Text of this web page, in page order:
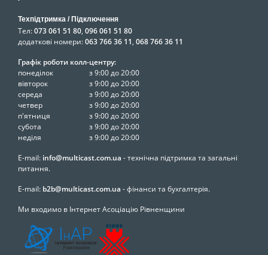
Техпідтримка / Підключення
Тел:073 061 51 80, 096 061 51 80
додаткові номери:063 766 36 11, 068 766 36 11
Графік роботи колл-центру:
понеділок
з 9:00 до 20:00
вівторок
з 9:00 до 20:00
середа
з 9:00 до 20:00
четвер
з 9:00 до 20:00
п'ятниця
з 9:00 до 20:00
субота
з 9:00 до 20:00
неділя
з 9:00 до 20:00
E-mail: info@multicast.com.ua - технічна підтримка та загальні
питання.
E-mail: b2b@multicast.com.ua - фінанси та бухгалтерія.
Ми входимо в Інтернет Асоціацію Рівненщини